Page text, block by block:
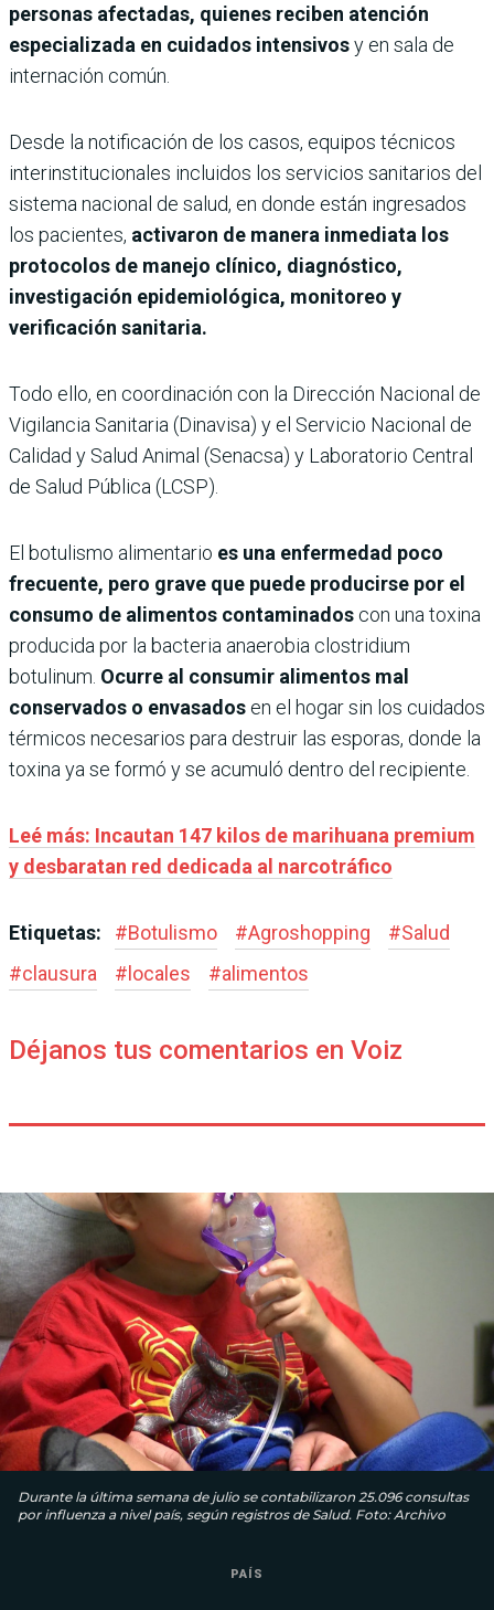
personas afectadas, quienes reciben atención
especializada en cuidados intensivosy en sala de
internación común.
Desde la notificación de los casos, equipos técnicos
interinstitucionales incluidos los servicios sanitarios del
sistema nacional de salud, en donde están ingresados
los pacientes, activaron de manera inmediata los
protocolos de manejo clínico, diagnóstico,
investigación epidemiológica, monitoreo y
verificación sanitaria.
Todo ello, en coordinación con la Dirección Nacional de
Vigilancia Sanitaria (Dinavisa) y el Servicio Nacional de
Calidad y Salud Animal (Senacsa) y Laboratorio Central
de Salud Pública (LCSP).
El botulismo alimentario es una enfermedad poco
frecuente, pero grave que puede producirse por el
consumo de alimentos contaminados con una toxina
producida por la bacteria anaerobia clostridium
botulinum. Ocurre al consumir alimentos mal
conservados o envasados en el hogar sin los cuidados
térmicos necesarios para destruir las esporas, donde la
toxina ya se formó y se acumuló dentro del recipiente.
Leé más: Incautan 147 kilos de marihuana premium
y desbaratan red dedicada al narcotráfico
Etiquetas: #Botulismo #Agroshopping #Salud
#clausura #locales #alimentos
Déjanos tus comentarios en Voiz
Durante la última semana de julio se contabilizaron 25.096 consultas
por influenza a nivel país, según registros de Salud. Foto: Archivo
PAÍS